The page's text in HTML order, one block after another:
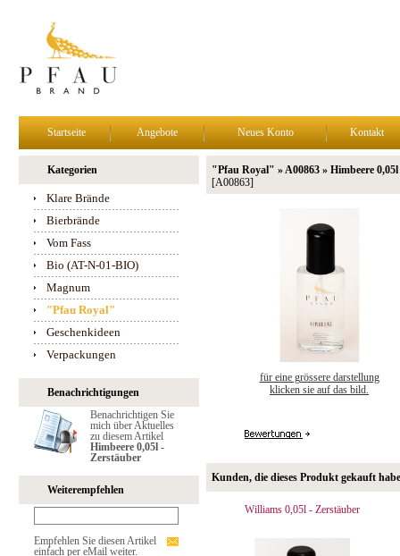
Startseite Angebote Neues Konto Kontakt
Kategorien
Klare Brände
Bierbrände
Vom Fass
Bio (AT-N-01-BIO)
Magnum
"Pfau Royal"
Geschenkideen
Verpackungen
Benachrichtigungen
Benachrichtigen Sie
mich über Aktuelles
zu diesem Artikel
Himbeere 0,05l -
Zerstäuber
Weiterempfehlen
Empfehlen Sie diesen Artikel
einfach per eMail weiter.
"Pfau Royal" » A00863 » Himbeere
[A00863]
für eine grössere darstellung
klicken sie auf das bild.
Kunden, die dieses Produkt gekauft
Williams 0,05l - Zerstäuber